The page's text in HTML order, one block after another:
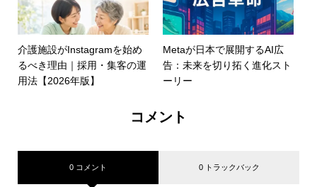
介護施設がInstagramを始め
るべき理由｜採用・集客の運
用法【2026年版】
Metaが日本で展開するAI広
告：未来を切り拓く進化スト
ーリー
コメント
0 コメント 0 トラックバック